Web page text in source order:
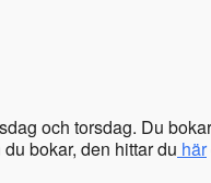
och torsdag. Du
bokar, den hittar du här